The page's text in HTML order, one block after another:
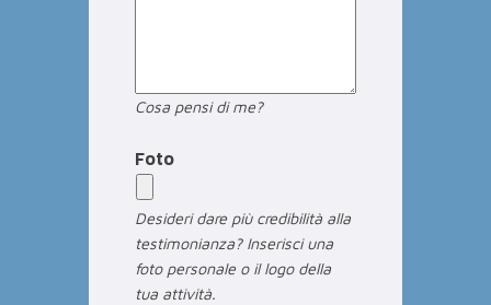
Cosa pensi di me?
Foto
Desideri dare più credibilità alla
testimonianza? Inserisci una
foto personale o il logo della
tua attività.